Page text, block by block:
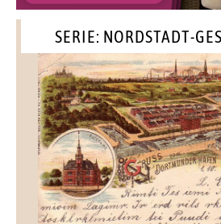
SERIE: NORDSTADT-